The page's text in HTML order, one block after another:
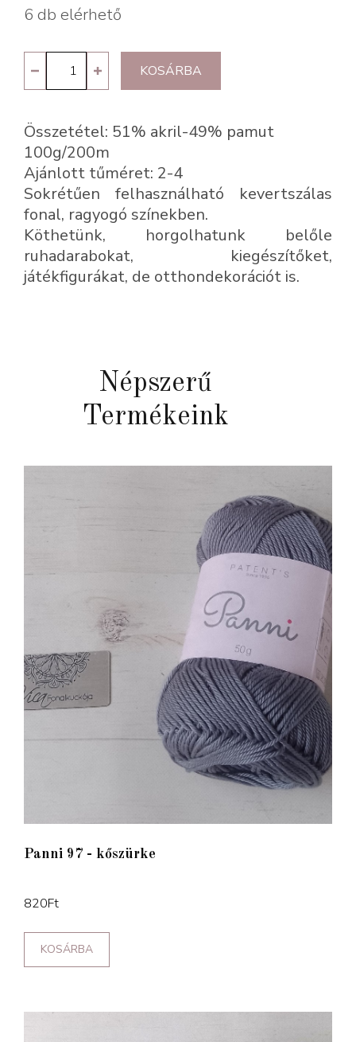
6 db elérhető
Kartopu
Baby
Cotton
4532
mennyiség
KOSÁRBA
Összetétel: 51% akril-49% pamut
100g/200m
Ajánlott tűméret: 2-4
Sokrétűen felhasználható kevertszálas
fonal, ragyogó színekben.
Köthetünk, horgolhatunk belőle
ruhadarabokat, kiegészítőket,
játékfigurákat, de otthondekorációt is.
Népszerű
Termékeink
Panni 97 - kőszürke
820Ft
KOSÁRBA